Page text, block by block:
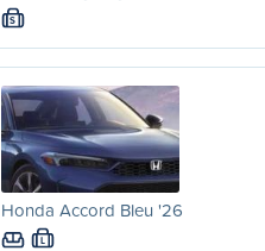
S
Honda Accord Bleu '26
L